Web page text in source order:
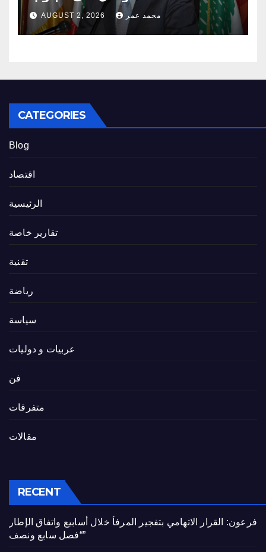
AUGUST 2, 2026 محمد عمر
CATEGORIES
Blog
اقتصاد
الرئيسية
تقارير خاصة
تقنية
رياضة
سياسة
عربيات و دوليات
فن
متفرقات
مقالات
RECENT
فرعون: القرار الاتهامي بتفجير المرفأ خلال أسابيع واتفاق الإطار
“فصل سابع ونصف”